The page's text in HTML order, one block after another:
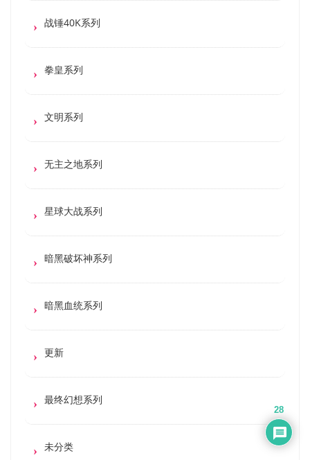
战锤40K系列
拳皇系列
文明系列
无主之地系列
星球大战系列
暗黑破坏神系列
暗黑血统系列
更新
最终幻想系列
未分类
28